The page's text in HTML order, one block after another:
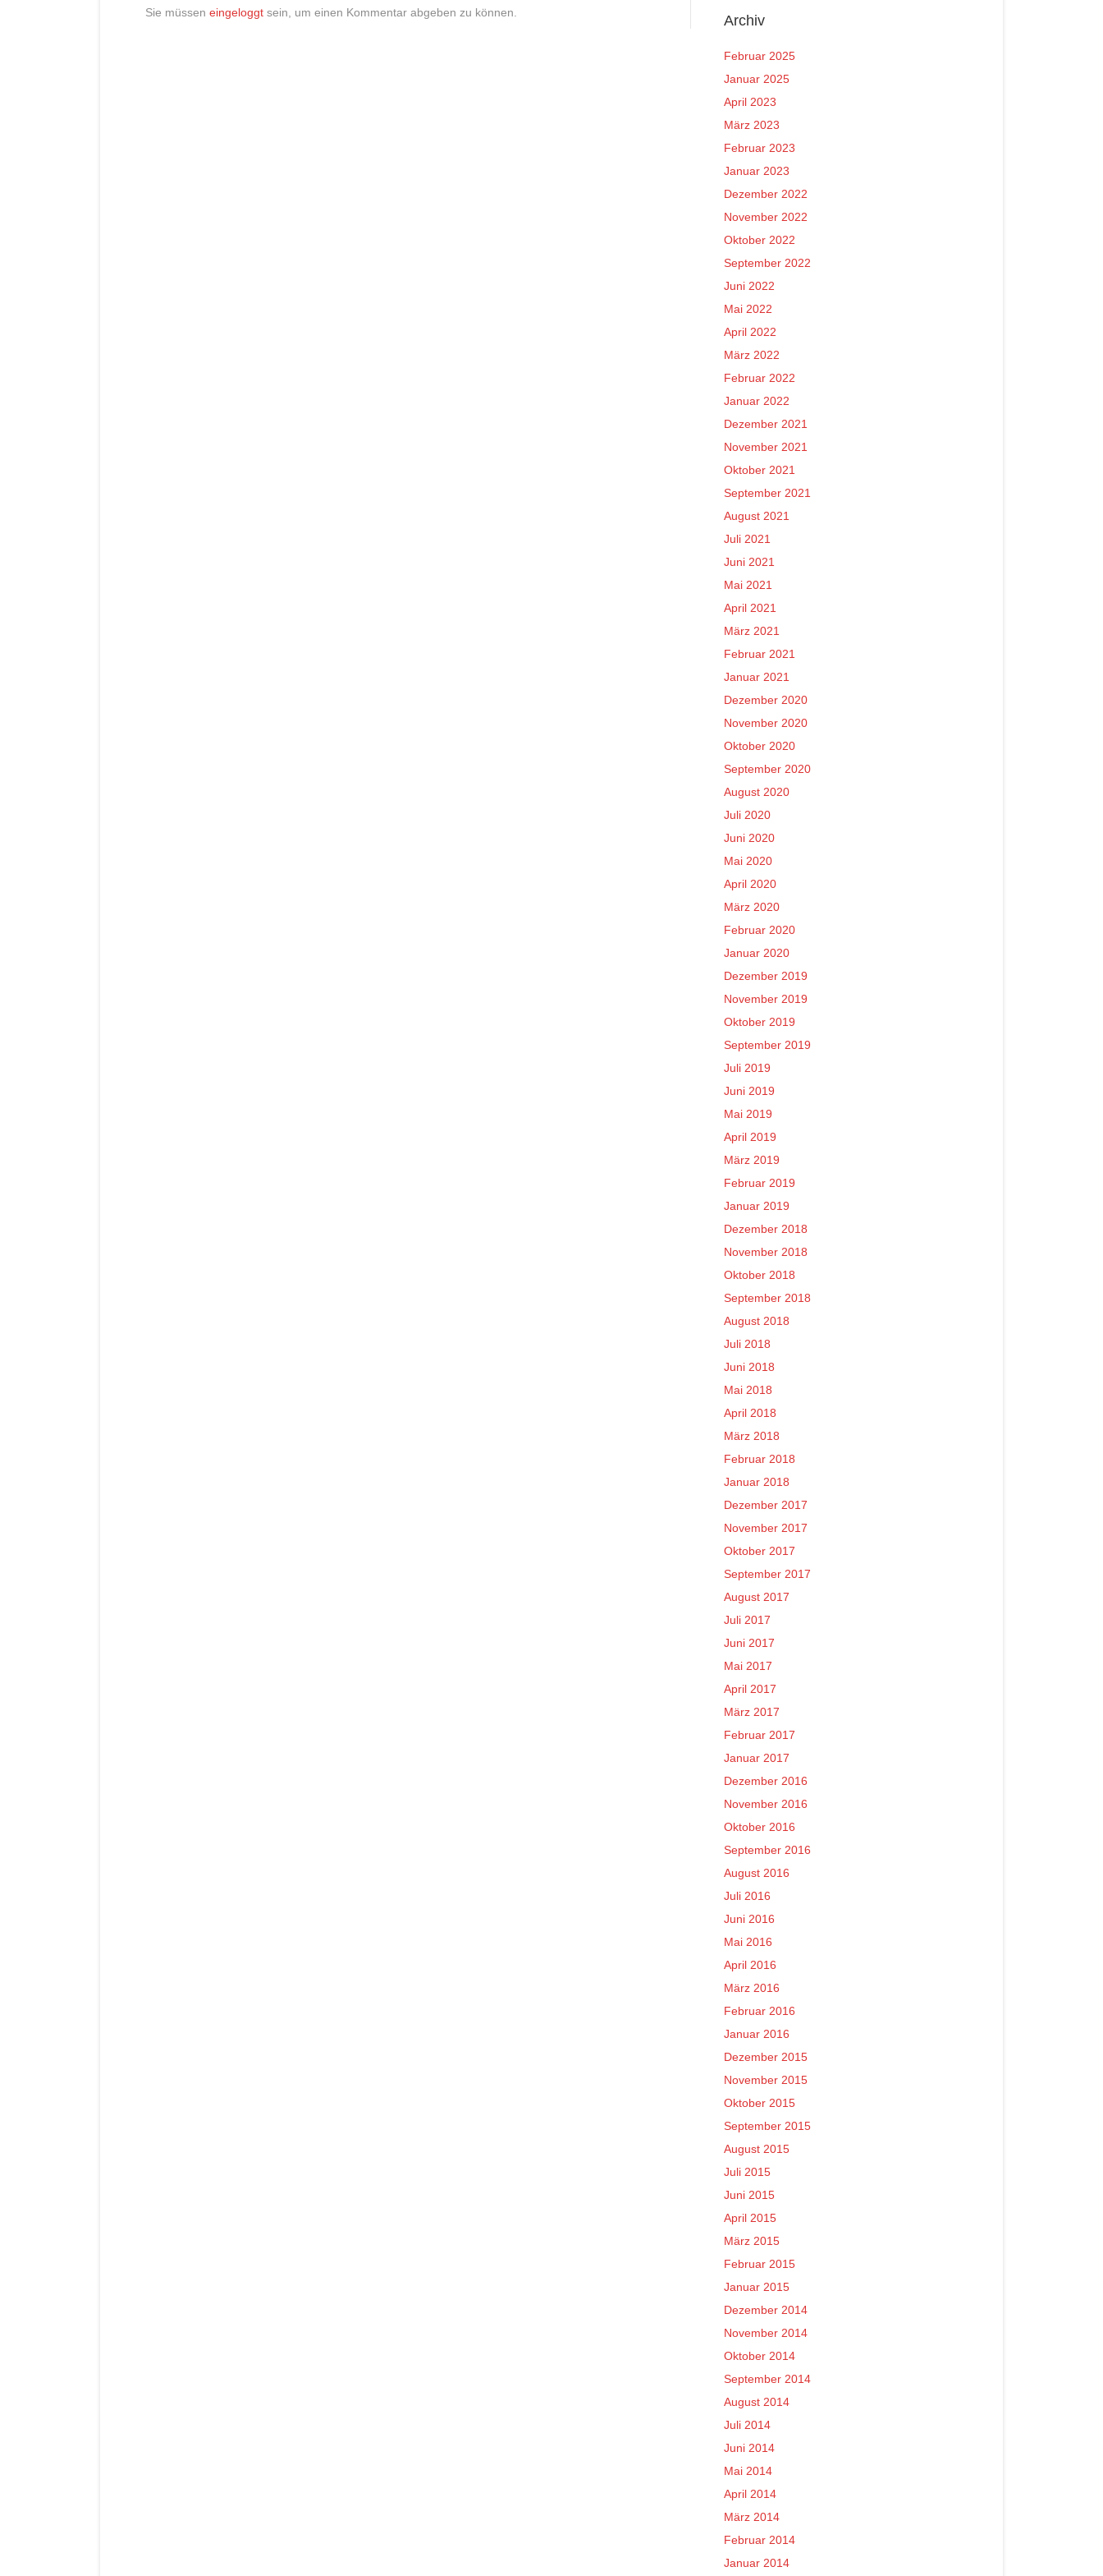
Sie müssen eingeloggt sein, um einen Kommentar abgeben zu können. Archiv
Februar 2025
Januar 2025
April 2023
März 2023
Februar 2023
Januar 2023
Dezember 2022
November 2022
Oktober 2022
September 2022
Juni 2022
Mai 2022
April 2022
März 2022
Februar 2022
Januar 2022
Dezember 2021
November 2021
Oktober 2021
September 2021
August 2021
Juli 2021
Juni 2021
Mai 2021
April 2021
März 2021
Februar 2021
Januar 2021
Dezember 2020
November 2020
Oktober 2020
September 2020
August 2020
Juli 2020
Juni 2020
Mai 2020
April 2020
März 2020
Februar 2020
Januar 2020
Dezember 2019
November 2019
Oktober 2019
September 2019
Juli 2019
Juni 2019
Mai 2019
April 2019
März 2019
Februar 2019
Januar 2019
Dezember 2018
November 2018
Oktober 2018
September 2018
August 2018
Juli 2018
Juni 2018
Mai 2018
April 2018
März 2018
Februar 2018
Januar 2018
Dezember 2017
November 2017
Oktober 2017
September 2017
August 2017
Juli 2017
Juni 2017
Mai 2017
April 2017
März 2017
Februar 2017
Januar 2017
Dezember 2016
November 2016
Oktober 2016
September 2016
August 2016
Juli 2016
Juni 2016
Mai 2016
April 2016
März 2016
Februar 2016
Januar 2016
Dezember 2015
November 2015
Oktober 2015
September 2015
August 2015
Juli 2015
Juni 2015
April 2015
März 2015
Februar 2015
Januar 2015
Dezember 2014
November 2014
Oktober 2014
September 2014
August 2014
Juli 2014
Juni 2014
Mai 2014
April 2014
März 2014
Februar 2014
Januar 2014